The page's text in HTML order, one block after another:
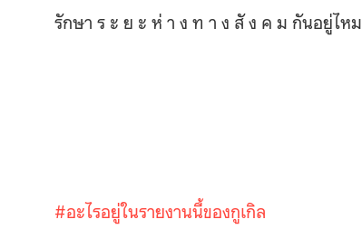
รักษา ร ะ ย ะ ห่ า ง ท า ง สั ง ค ม กันอยู่ไหม
#อะไรอยู่ในรายงานนี้ของกูเกิล